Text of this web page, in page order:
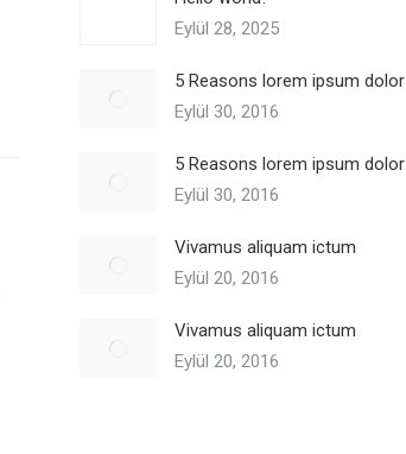
Eylül 28, 2025
5 Reasons lorem ipsum dolor
Eylül 30, 2016
5 Reasons lorem ipsum dolor
Eylül 30, 2016
Vivamus aliquam ictum
Eylül 20, 2016
Vivamus aliquam ictum
Eylül 20, 2016